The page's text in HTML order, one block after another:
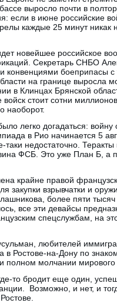
выросло почти в
если в июне российские
каждые 25 минут никак
новейшее российское
Секретарь СНБО
конвенциями боеприпасы
на границе выросла
в Клинцах Брянской
стоит сотни
наоборот.
легко догадаться: войну
в Рио начинается 5
недостаточно.
ФСБ. Это уже План Б, а
крайне правой
закупки взрывчатки и
более пяти
все эти девайсы
спецслужбам, на
любителей
Ростове-на-Дону по
полном молчании мирового
то бродит еще один,
Возможно, и нет, и